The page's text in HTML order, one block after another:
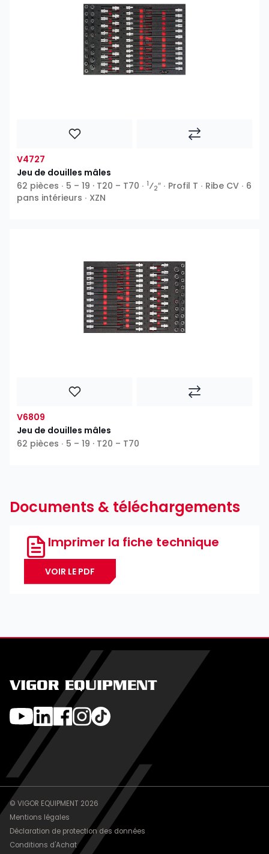
V4727
Jeu de douilles mâles
62 pièces ∙ 5 – 19 · T20 – T70 ∙ 1⁄2″ ∙ Profil T ∙ Ribe CV ∙ 6
pans intérieurs ∙ XZN
V6809
Jeu de douilles mâles
62 pièces ∙ 5 – 19 · T20 – T70
Documents & téléchargements
Imprimer la fiche technique
VOIR LE PDF
VIGOR EQUIPMENT
© VIGOR EQUIPMENT 2026
Mentions légales
Déclaration de protection des données
Conditions d'Achat